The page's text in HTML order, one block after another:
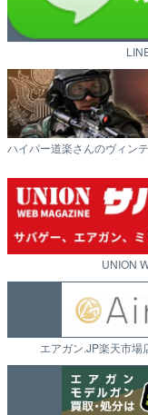
ハイパー道楽さんのヴィン
UNION
エアガン.JP楽天市場